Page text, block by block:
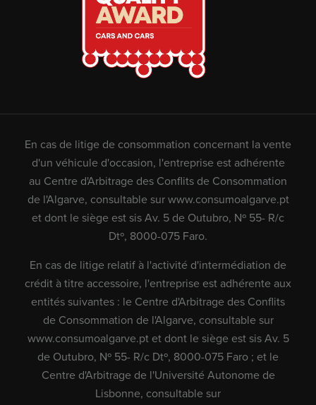
En cas de litige de consommation concernant la vente
d'un véhicule d'occasion, l'entreprise est adhérente
au Centre d'Arbitrage des Conflits de Consommation
de l'Algarve, consultable sur www.consumoalgarve.pt
et dont le siège est sis Av. 5 de Outubro, Nº 55- R/c
Dtº, 8000-075 Faro.
En cas de litige relatif à l'activité d'intermédiation de
crédit à titre accessoire, l'entreprise est adhérente aux
entités suivantes : le Centre d'Arbitrage des Conflits
de Consommation de l'Algarve, consultable sur
www.consumoalgarve.ptet dont le siège est sis Av. 5
de Outubro, Nº 55- R/c Dtº, 8000-075 Faro ; et le
Centre d'Arbitrage de l'Université Autonome de
Lisbonne, consultable sur